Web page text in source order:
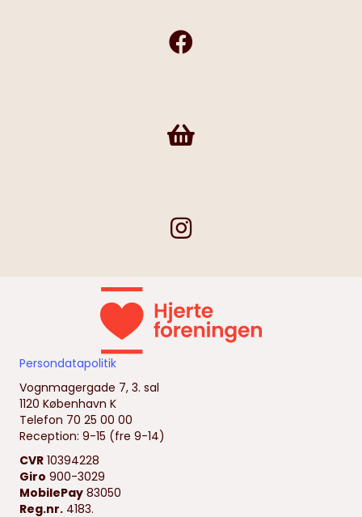
Frivilligshop
Persondatapolitik
Vognmagergade 7, 3. sal
1120 København K
Telefon 70 25 00 00
Reception: 9-15 (fre 9-14)
CVR 10394228
Giro 900-3029
MobilePay 83050
Reg.nr. 4183.